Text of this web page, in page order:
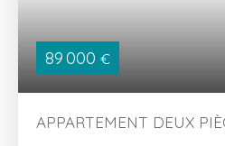
89 000 €
APPARTEMENT DEUX